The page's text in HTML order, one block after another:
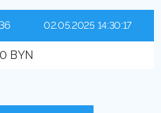
BYN
02.05.2025 14:30:17